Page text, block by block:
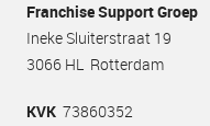
Franchise Support Groep
Ineke Sluiterstraat 19
3066 HL Rotterdam
KVK 73860352